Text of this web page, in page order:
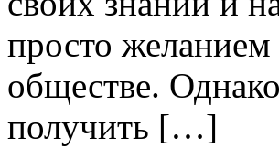
просто желанием
обществе.
получить […]